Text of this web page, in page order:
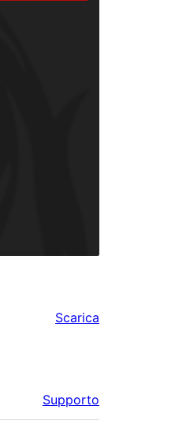
Scarica
Supporto